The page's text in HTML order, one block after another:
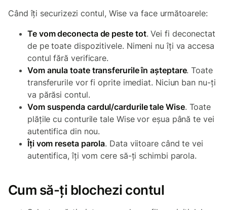
Când îți securizezi contul, Wise va face următoarele:
Te vom deconecta de peste tot. Vei fi deconectat
de pe toate dispozitivele. Nimeni nu îți va accesa
contul fără verificare.
Vom anula toate transferurile în așteptare. Toate
transferurile vor fi oprite imediat. Niciun ban nu-ți
va părăsi contul.
Vom suspenda cardul/cardurile tale Wise. Toate
plățile cu conturile tale Wise vor eșua până te vei
autentifica din nou.
Îți vom reseta parola. Data viitoare când te vei
autentifica, îți vom cere să-ți schimbi parola.
Cum să-ți blochezi contul